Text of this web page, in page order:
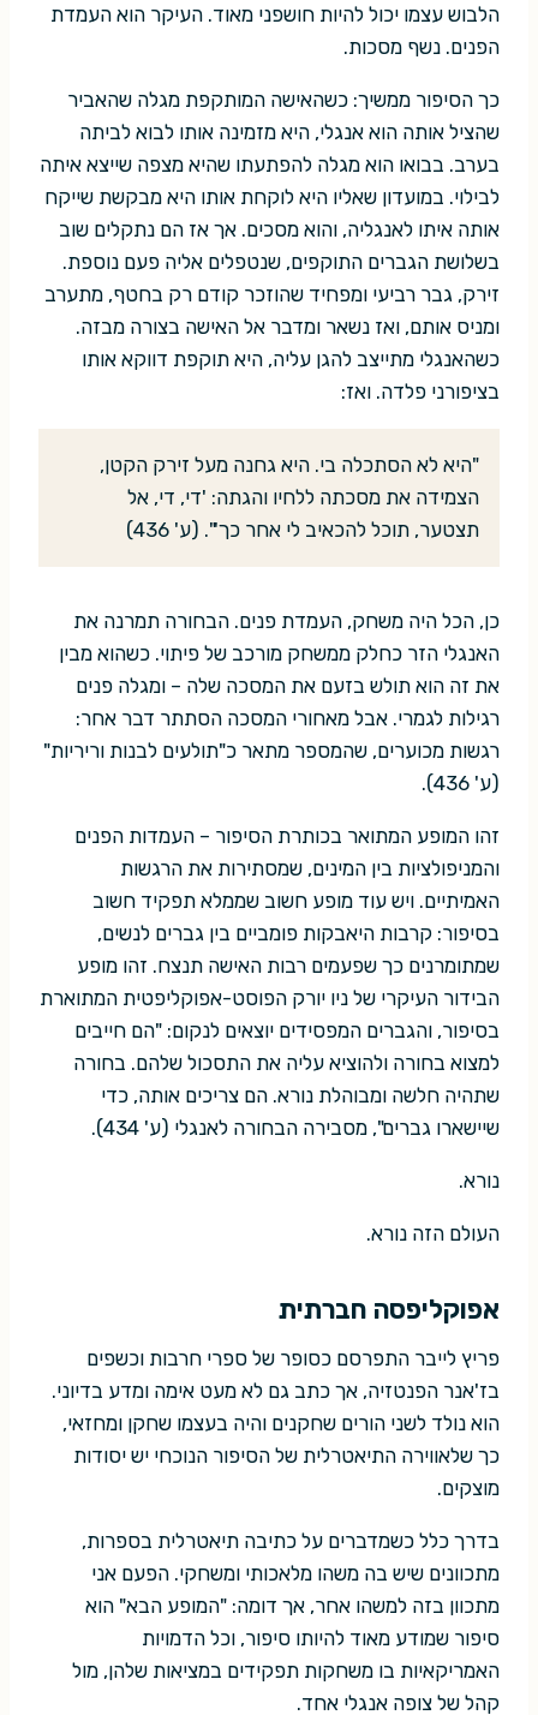
הלבוש עצמו יכול להיות חושפני מאוד. העיקר הוא העמדת
הפנים. נשף מסכות.
כך הסיפור ממשיך: כשהאישה המותקפת מגלה שהאביר
שהציל אותה הוא אנגלי, היא מזמינה אותו לבוא לביתה
בערב. בבואו הוא מגלה להפתעתו שהיא מצפה שייצא איתה
לבילוי. במועדון שאליו היא לוקחת אותו היא מבקשת שייקח
אותה איתו לאנגליה, והוא מסכים. אך אז הם נתקלים שוב
בשלושת הגברים התוקפים, שנטפלים אליה פעם נוספת.
זירק, גבר רביעי ומפחיד שהוזכר קודם רק בחטף, מתערב
ומניס אותם, ואז נשאר ומדבר אל האישה בצורה מבזה.
כשהאנגלי מתייצב להגן עליה, היא תוקפת דווקא אותו
בציפורני פלדה. ואז:
"היא לא הסתכלה בי. היא גחנה מעל זירק הקטן,
הצמידה את מסכתה ללחיו והגתה: 'די, די, אל
תצטער, תוכל להכאיב לי אחר כך'". (ע' 436)
כן, הכל היה משחק, העמדת פנים. הבחורה תמרנה את
האנגלי הזר כחלק ממשחק מורכב של פיתוי. כשהוא מבין
את זה הוא תולש בזעם את המסכה שלה – ומגלה פנים
רגילות לגמרי. אבל מאחורי המסכה הסתתר דבר אחר:
רגשות מכוערים, שהמספר מתאר כ"תולעים לבנות וריריות"
(ע' 436).
זהו המופע המתואר בכותרת הסיפור – העמדות הפנים
והמניפולציות בין המינים, שמסתירות את הרגשות
האמיתיים. ויש עוד מופע חשוב שממלא תפקיד חשוב
בסיפור: קרבות היאבקות פומביים בין גברים לנשים,
שמתומרנים כך שפעמים רבות האישה תנצח. זהו מופע
הבידור העיקרי של ניו יורק הפוסט-אפוקליפטית המתוארת
בסיפור, והגברים המפסידים יוצאים לנקום: "הם חייבים
למצוא בחורה ולהוציא עליה את התסכול שלהם. בחורה
שתהיה חלשה ומבוהלת נורא. הם צריכים אותה, כדי
שיישארו גברים", מסבירה הבחורה לאנגלי (ע' 434).
נורא.
העולם הזה נורא.
אפוקליפסה חברתית
פריץ לייבר התפרסם כסופר של ספרי חרבות וכשפים
בז'אנר הפנטזיה, אך כתב גם לא מעט אימה ומדע בדיוני.
הוא נולד לשני הורים שחקנים והיה בעצמו שחקן ומחזאי,
כך שלאווירה התיאטרלית של הסיפור הנוכחי יש יסודות
מוצקים.
בדרך כלל כשמדברים על כתיבה תיאטרלית בספרות,
מתכוונים שיש בה משהו מלאכותי ומשחקי. הפעם אני
מתכוון בזה למשהו אחר, אך דומה: "המופע הבא" הוא
סיפור שמודע מאוד להיותו סיפור, וכל הדמויות
האמריקאיות בו משחקות תפקידים במציאות שלהן, מול
קהל של צופה אנגלי אחד.